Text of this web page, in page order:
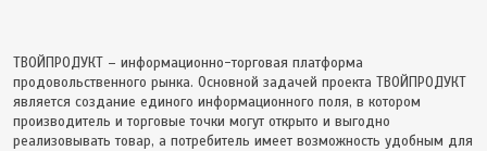
ТВОЙПРОДУКТ – информационно-торговая платформа
продовольственного рынка. Основной задачей проекта ТВОЙПРОДУКТ
является создание единого информационного поля, в котором
производитель и торговые точки могут открыто и выгодно
реализовывать товар, а потребитель имеет возможность удобным для